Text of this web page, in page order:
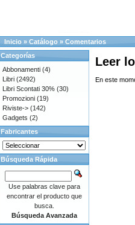
Inicio » Catálogo » Comentarios
Leer
En este
Categorías
Abbonamenti (4)
Libri (2492)
Libri Scontati 30% (30)
Promozioni (19)
Riviste-> (142)
Gadgets (2)
Fabricantes
Búsqueda Rápida
Use palabras clave para
encontrar el producto que
busca.
Búsqueda Avanzada